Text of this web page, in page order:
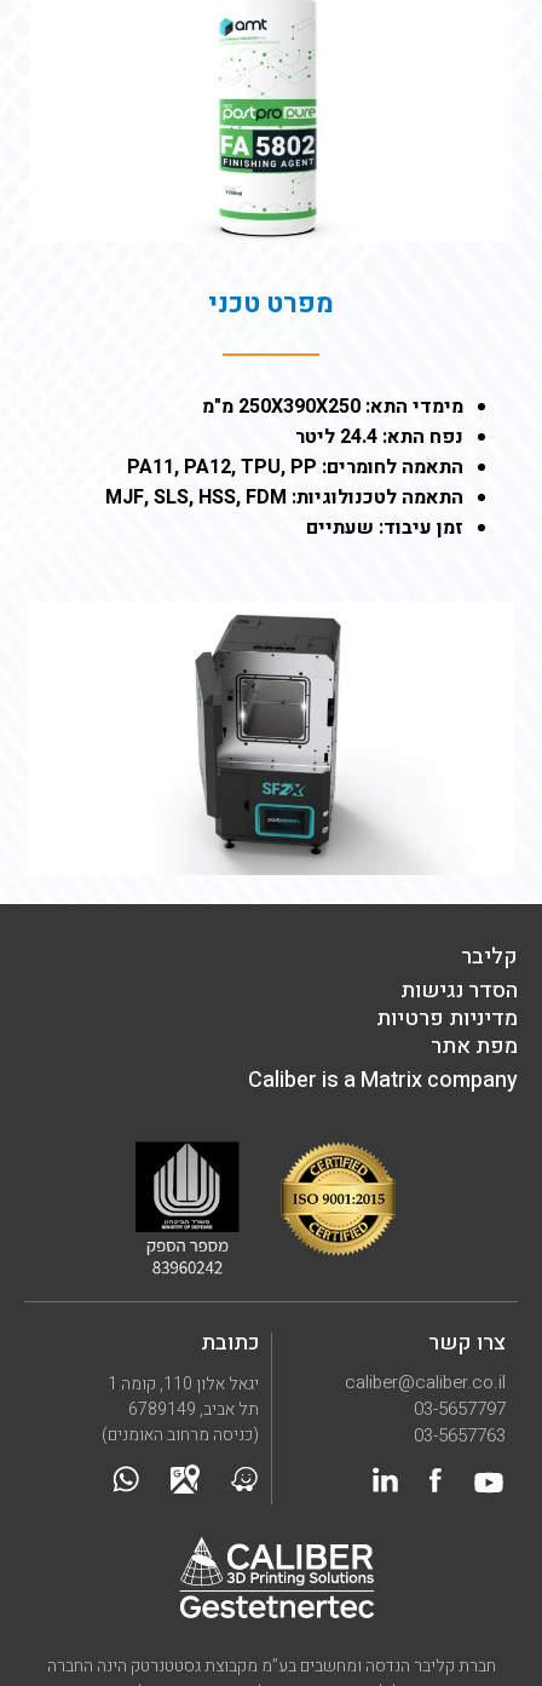
מפרט טכני
מימדי התא: 250X390X250 מ"מ
נפח התא: 24.4 ליטר
התאמה לחומרים: PA11, PA12, TPU, PP
התאמה לטכנולוגיות: MJF, SLS, HSS, FDM
זמן עיבוד: שעתיים
חברת קליבר הנדסה ומחשבים בע”מ מקבוצת גסטטנרטק הינה החברה
כתובת
יגאל אלון 110, קומה 1
תל אביב, 6789149
(כניסה מרחוב האומנים)
צרו קשר
caliber@caliber.co.il
03-5657797
03-5657763
קליבר
הסדר נגישות
מדיניות פרטיות
מפת אתר
Caliber is a Matrix company